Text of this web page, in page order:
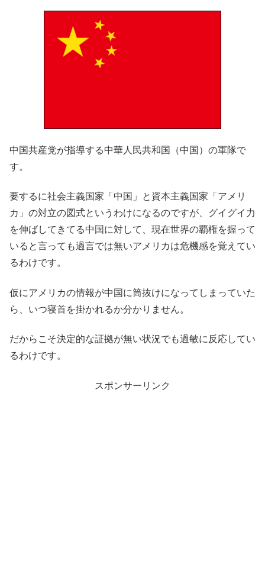
中国共産党が指導する中華人民共和国（中国）の軍隊で
す。
要するに社会主義国家「中国」と資本主義国家「アメリ
カ」の対立の図式というわけになるのですが、グイグイ力
を伸ばしてきてる中国に対して、現在世界の覇権を握って
いると言っても過言では無いアメリカは危機感を覚えてい
るわけです。
仮にアメリカの情報が中国に筒抜けになってしまっていた
ら、いつ寝首を掛かれるか分かりません。
だからこそ決定的な証拠が無い状況でも過敏に反応してい
るわけです。
スポンサーリンク